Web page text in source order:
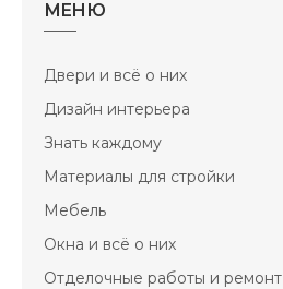
МЕНЮ
Двери и всё о них
Дизайн интерьера
Знать каждому
Материалы для стройки
Мебель
Окна и всё о них
Отделочные работы и ремонт